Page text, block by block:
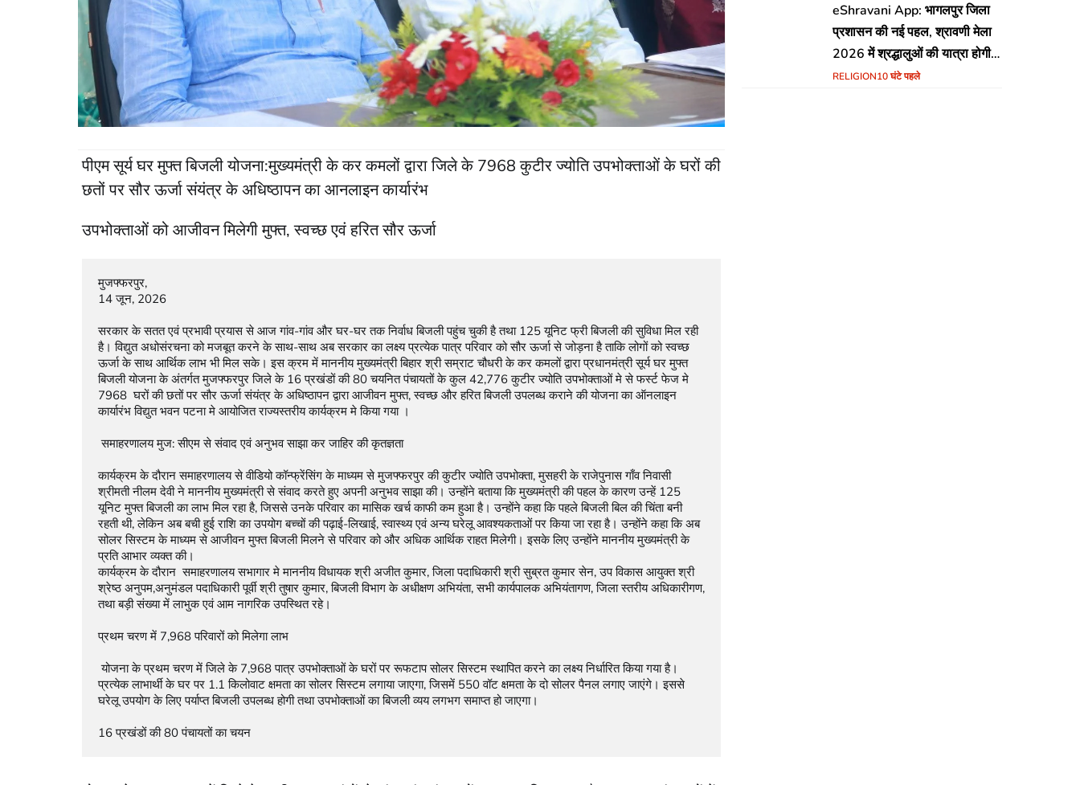
पीएम सूर्य घर मुफ्त बिजली योजना:मुख्यमंत्री के कर कमलों द्वारा जिले के 7968 कुटीर ज्योति उपभोक्ताओं के घरों की
छतों पर सौर ऊर्जा संयंत्र के अधिष्ठापन का आनलाइन कार्यारंभ
उपभोक्ताओं को आजीवन मिलेगी मुफ्त, स्वच्छ एवं हरित सौर ऊर्जा
मुजफ्फरपुर,
14 जून, 2026
सरकार के सतत एवं प्रभावी प्रयास से आज गांव-गांव और घर-घर तक निर्वाध बिजली पहुंच चुकी है तथा 125 यूनिट फ्री बिजली की सुविधा मिल रही
है। विद्युत अधोसंरचना को मजबूत करने के साथ-साथ अब सरकार का लक्ष्य प्रत्येक पात्र परिवार को सौर ऊर्जा से जोड़ना है ताकि लोगों को स्वच्छ
ऊर्जा के साथ आर्थिक लाभ भी मिल सके। इस क्रम में माननीय मुख्यमंत्री बिहार श्री सम्राट चौधरी के कर कमलों द्वारा प्रधानमंत्री सूर्य घर मुफ्त
बिजली योजना के अंतर्गत मुजफ्फरपुर जिले के 16 प्रखंडों की 80 चयनित पंचायतों के कुल 42,776 कुटीर ज्योति उपभोक्ताओं मे से फर्स्ट फेज मे
7968  घरों की छतों पर सौर ऊर्जा संयंत्र के अधिष्ठापन द्वारा आजीवन मुफ्त, स्वच्छ और हरित बिजली उपलब्ध कराने की योजना का ऑनलाइन
कार्यारंभ विद्युत भवन पटना मे आयोजित राज्यस्तरीय कार्यक्रम मे किया गया ।
समाहरणालय मुज: सीएम से संवाद एवं अनुभव साझा कर जाहिर की कृतज्ञता
कार्यक्रम के दौरान समाहरणालय से वीडियो कॉन्फ्रेंसिंग के माध्यम से मुजफ्फरपुर की कुटीर ज्योति उपभोक्ता, मुसहरी के राजेपुनास गाँव निवासी
श्रीमती नीलम देवी ने माननीय मुख्यमंत्री से संवाद करते हुए अपनी अनुभव साझा की। उन्होंने बताया कि मुख्यमंत्री की पहल के कारण उन्हें 125
यूनिट मुफ्त बिजली का लाभ मिल रहा है, जिससे उनके परिवार का मासिक खर्च काफी कम हुआ है। उन्होंने कहा कि पहले बिजली बिल की चिंता बनी
रहती थी, लेकिन अब बची हुई राशि का उपयोग बच्चों की पढ़ाई-लिखाई, स्वास्थ्य एवं अन्य घरेलू आवश्यकताओं पर किया जा रहा है। उन्होंने कहा कि अब
सोलर सिस्टम के माध्यम से आजीवन मुफ्त बिजली मिलने से परिवार को और अधिक आर्थिक राहत मिलेगी। इसके लिए उन्होंने माननीय मुख्यमंत्री के
प्रति आभार व्यक्त की।
कार्यक्रम के दौरान  समाहरणालय सभागार मे माननीय विधायक श्री अजीत कुमार, जिला पदाधिकारी श्री सुब्रत कुमार सेन, उप विकास आयुक्त श्री
श्रेष्ठ अनुपम,अनुमंडल पदाधिकारी पूर्वी श्री तुषार कुमार, बिजली विभाग के अधीक्षण अभियंता, सभी कार्यपालक अभियंतागण, जिला स्तरीय अधिकारीगण,
तथा बड़ी संख्या में लाभुक एवं आम नागरिक उपस्थित रहे।
प्रथम चरण में 7,968 परिवारों को मिलेगा लाभ
योजना के प्रथम चरण में जिले के 7,968 पात्र उपभोक्ताओं के घरों पर रूफटाप सोलर सिस्टम स्थापित करने का लक्ष्य निर्धारित किया गया है।
प्रत्येक लाभार्थी के घर पर 1.1 किलोवाट क्षमता का सोलर सिस्टम लगाया जाएगा, जिसमें 550 वॉट क्षमता के दो सोलर पैनल लगाए जाएंगे। इससे
घरेलू उपयोग के लिए पर्याप्त बिजली उपलब्ध होगी तथा उपभोक्ताओं का बिजली व्यय लगभग समाप्त हो जाएगा।
16 प्रखंडों की 80 पंचायतों का चयन
eShravani App: भागलपुर जिला
प्रशासन की नई पहल, श्रावणी मेला
2026 में श्रद्धालुओं की यात्रा होगी
सुरक्षित और सुगम
RELIGION10 घंटे पहले